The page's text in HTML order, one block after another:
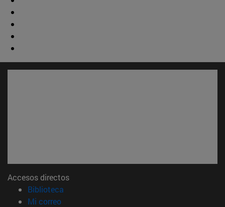
Accesos directos
Biblioteca
Mi correo(abre en nueva ventana)